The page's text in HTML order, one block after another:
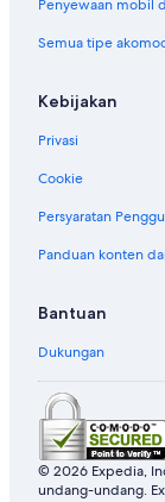
Penyewaan mobil
Semua tipe
Kebijakan
Privasi
Cookie
Persyaratan
Panduan konten
Bantuan
Dukungan
© 2026 Expedia,
undang-undang.